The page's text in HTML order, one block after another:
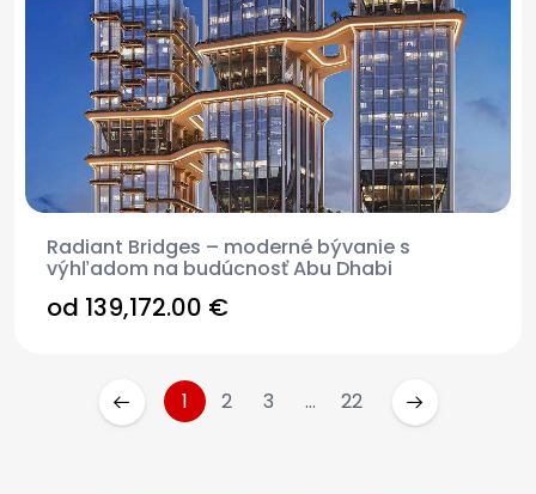
Radiant Bridges – moderné bývanie s
výhľadom na budúcnosť Abu Dhabi
od 139,172.00 €
1 2 3 ... 22